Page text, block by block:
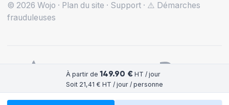
À partir de 149.90 € HT / jour
Soit 21,41 € HT / jour / personne
© 2026 Wojo · Plan du site · Support · ⚠️ Démarches
frauduleuses